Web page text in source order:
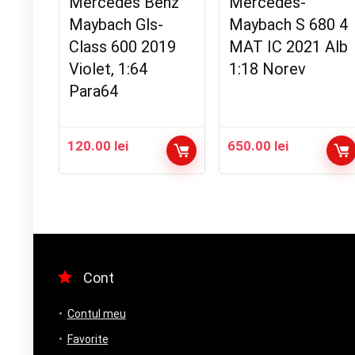
Maybach Gls-
Class 600 2019
Violet, 1:64
Para64
120.00 lei
Maybach S 680 4
MAT IC 2021 Alb
1:18 Norev
650.00 lei
Cont
Contul meu
Favorite